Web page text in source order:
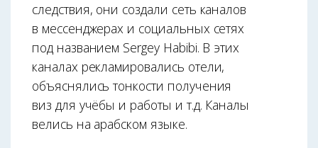
следствия, они создали сеть каналов
в мессенджерах и социальных сетях
под названием Sergey Habibi. В этих
каналах рекламировались отели,
объяснялись тонкости получения
виз для учёбы и работы и т.д. Каналы
велись на арабском языке.